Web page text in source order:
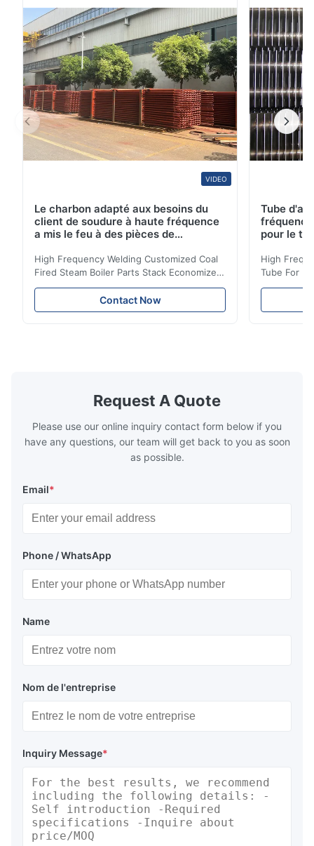
couvrir plus de 45pays. Notre tuyau sans couture et
tube d'acier inoxydable étaient ...
VIDEO
Le charbon adapté aux besoins du
client de soudure à haute fréquence
a mis le feu à des pièces de
bobine d'économiseur
High Frequency Welding Customized Coal
Fired Steam Boiler Parts Stack Economizer
Coil Boiler economizer Boiler Economizer is
the energy improving device that helps to
reduce the cost of operation by saving the
boilers is generally in the temperature
range of 200°C – 250°C, so there
Contact Now
Tube
pour le
High
Tube For
reduce the
Request A Quote
Please use our online inquiry contact form below if you
have any questions, our team will get back to you as soon
as possible.
Email*
Phone / WhatsApp
Name
Nom de l'entreprise
Inquiry Message*